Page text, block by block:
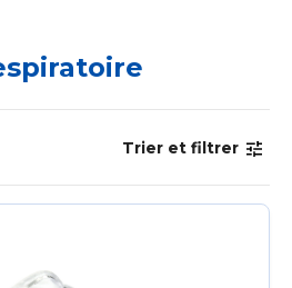
Trier et filtrer